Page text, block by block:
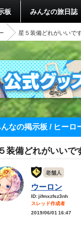
板 みんなの旅日誌
星５装備どれがいいです
なの掲示板 / ヒーロ
装備どれがいいです
老舗人
ウーロン
ID: jifmxzfsz3nh
スレッド作成者
2019/06/01 16:47